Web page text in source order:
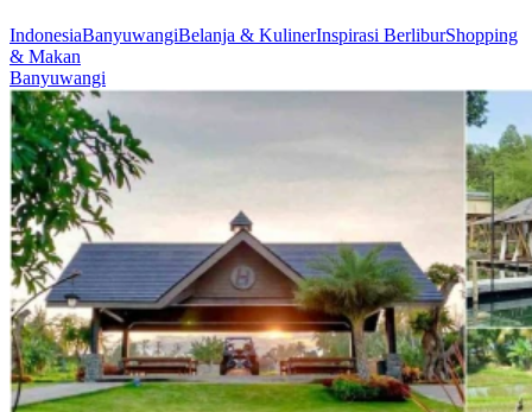
IndonesiaBanyuwangiBelanja & KulinerInspirasi BerliburShopping
& Makan
Banyuwangi